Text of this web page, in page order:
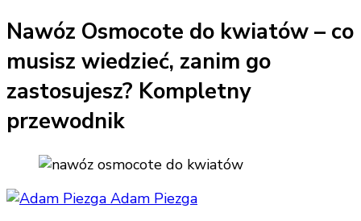
Nawóz Osmocote do kwiatów – co
musisz wiedzieć, zanim go
zastosujesz? Kompletny
przewodnik
Adam Piezga